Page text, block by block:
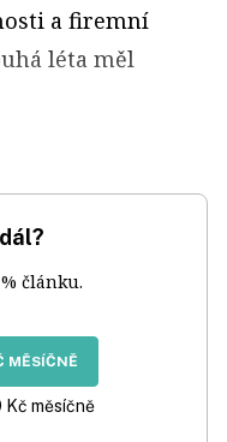
a firemní
léta měl
článku.
MĚSÍČNĚ
Kč měsíčně